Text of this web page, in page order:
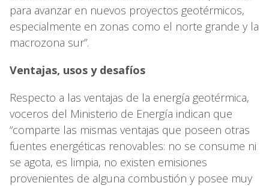
para avanzar en nuevos proyectos geotérmicos,
especialmente en zonas como el norte grande y la
macrozona sur”.
Ventajas, usos y desafíos
Respecto a las ventajas de la energía geotérmica,
voceros del Ministerio de Energía indican que
“comparte las mismas ventajas que poseen otras
fuentes energéticas renovables: no se consume ni
se agota, es limpia, no existen emisiones
provenientes de alguna combustión y posee muy